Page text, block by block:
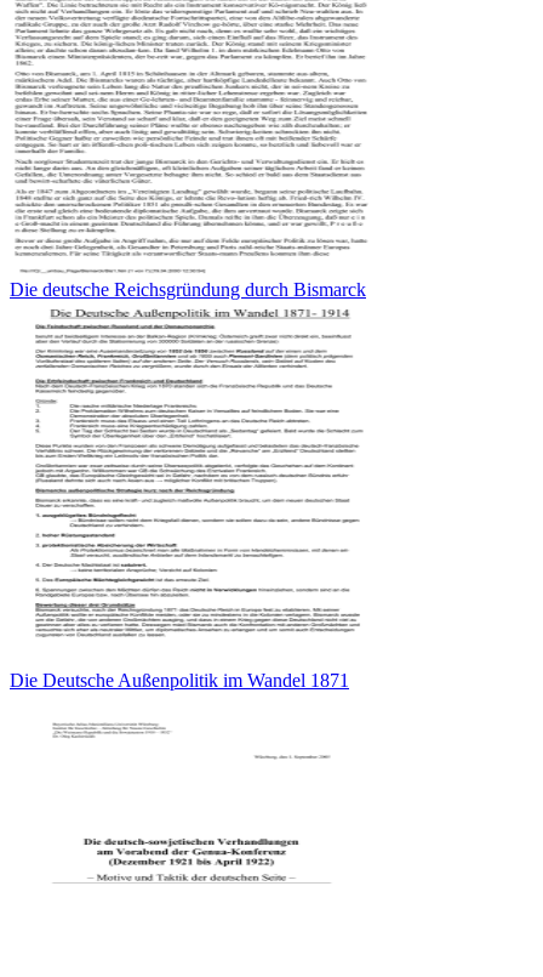
Die deutsche Reichsgründung durch Bismarck
Die Deutsche Außenpolitik im Wandel 1871